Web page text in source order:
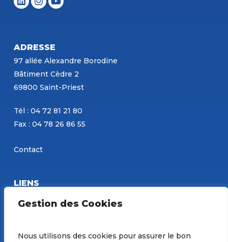
Gestion des Cookies
Nous utilisons des cookies pour assurer le bon
ADRESSE
97 allée Alexandre Borodine
Bâtiment Cèdre 2
69800 Saint-Priest
Tél : 04 72 81 21 80
Fax : 04 78 26 86 55
Contact
LIENS
Site de Constantin